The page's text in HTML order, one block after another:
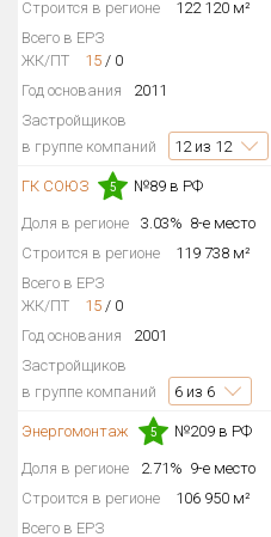
Строится в регионе
122 120 м²
Всего в ЕРЗ
ЖК/ПТ
15 / 0
Год основания
2011
Застройщиков
в группе компаний
12из 12
ГК СОЮЗ 5 №89 в РФ
Доля в регионе 3.03% 8-е место
Строится в регионе
119 738 м²
Всего в ЕРЗ
ЖК/ПТ
15 / 0
Год основания
2001
Застройщиков
в группе компаний
6 из 6
Энергомонтаж 5 №209 в РФ
Доля в регионе 2.71% 9-е место
Строится в регионе
106 950 м²
Всего в ЕРЗ